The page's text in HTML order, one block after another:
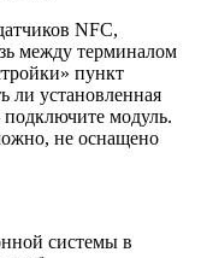
NFC,
между терминалом
пункт
ли установленная
модуль.
не оснащено
системы в